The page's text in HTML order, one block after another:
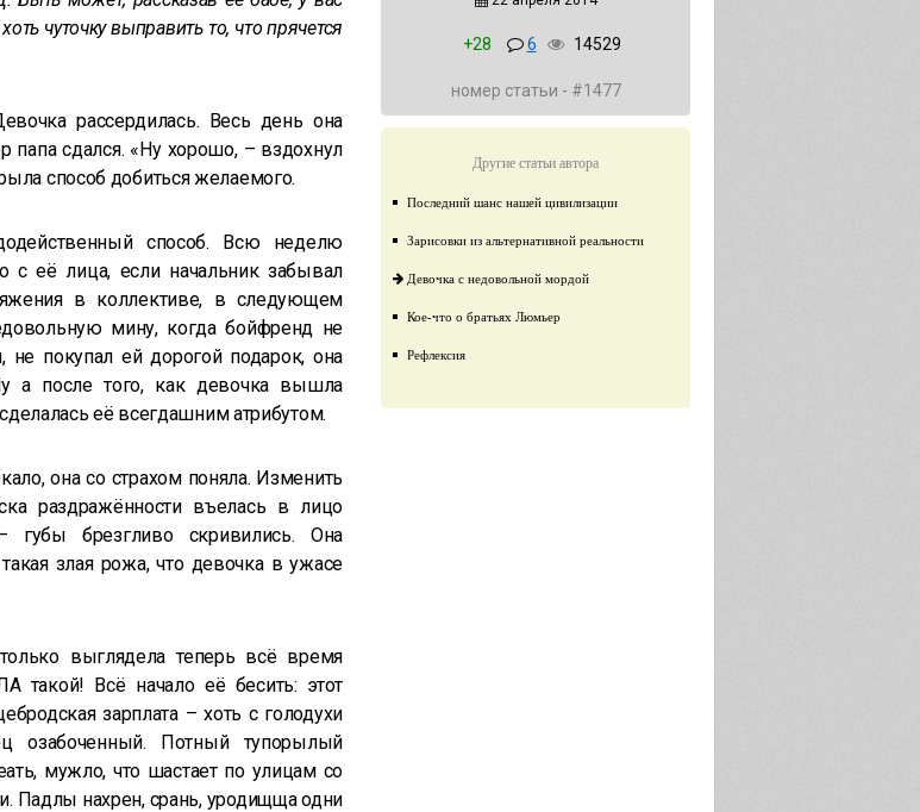
чуточку выправить то, что прячется
рассердилась. Весь день она
папа сдался. «Ну хорошо, – вздохнул
способ добиться желаемого.
способ. Всю неделю
с её лица, если начальник забывал
в коллективе, в следующем
мину, когда бойфренд не
покупал ей дорогой подарок, она
а после того, как девочка вышла
её всегдашним атрибутом.
она со страхом поняла. Изменить
раздражённости въелась в лицо
губы брезгливо скривились. Она
злая рожа, что девочка в ужасе
выглядела теперь всё время
такой! Всё начало её бесить: этот
зарплата – хоть с голодухи
озабоченный. Потный тупорылый
мужло, что шастает по улицам со
нахрен, срань, уродищща одни
+28 6 14529
номер статьи - #1477
Другие статьи автора
Последний шанс нашей цивилизации
Зарисовки из альтернативной реальности
Девочка с недовольной мордой
Кое-что о братьях Люмьер
Рефлексия